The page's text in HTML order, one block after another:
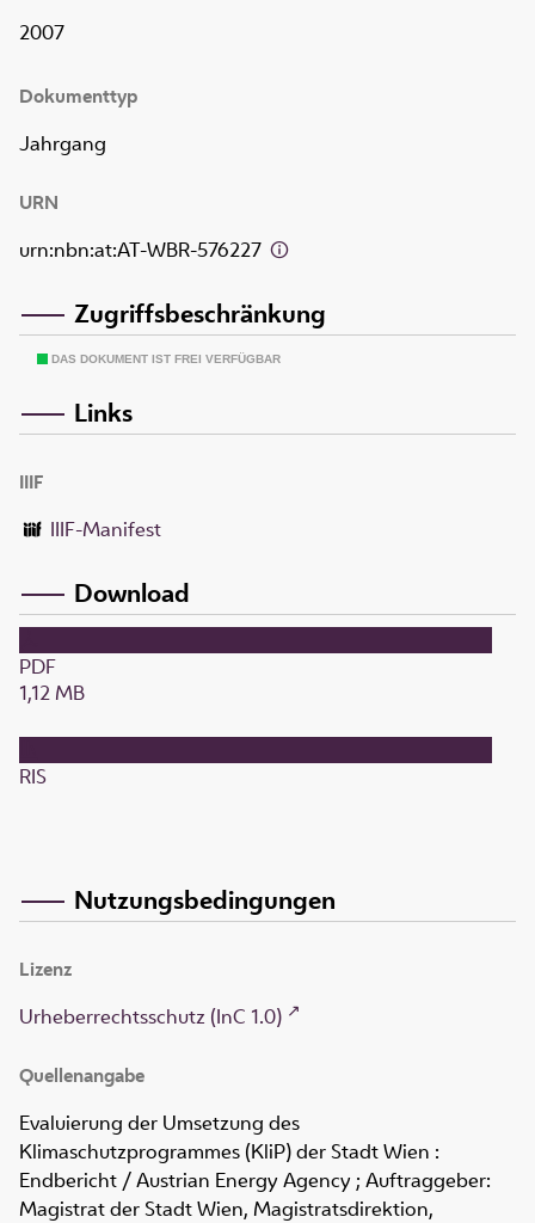
2007
Dokumenttyp
Jahrgang
URN
urn:nbn:at:AT-WBR-576227
Zugriffsbeschränkung
DAS DOKUMENT IST FREI VERFÜGBAR
Links
IIIF
IIIF-Manifest
Download
PDF
1,12 MB
RIS
Nutzungsbedingungen
Lizenz
Urheberrechtsschutz (InC 1.0)
Quellenangabe
Evaluierung der Umsetzung des
Klimaschutzprogrammes (KliP) der Stadt Wien :
Endbericht / Austrian Energy Agency ; Auftraggeber:
Magistrat der Stadt Wien, Magistratsdirektion,